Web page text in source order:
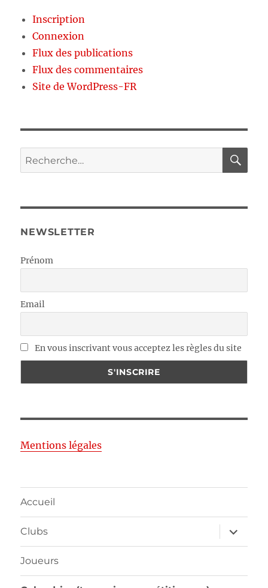
Inscription
Connexion
Flux des publications
Flux des commentaires
Site de WordPress-FR
Recherche
pour :
NEWSLETTER
Prénom
Email
En vous inscrivant vous acceptez les règles du site
Mentions légales
Accueil
Clubs
ouvrir
le
sous-
Joueurs